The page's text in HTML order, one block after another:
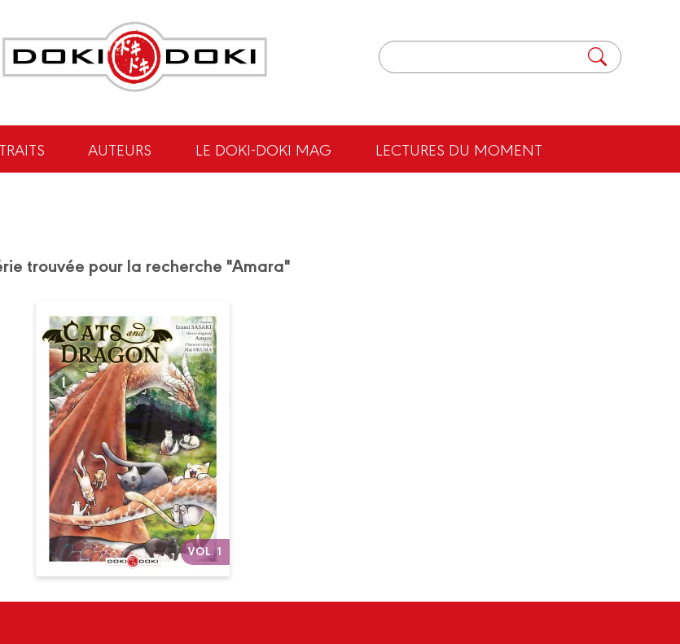
AUTEURS LE DOKI-DOKI MAG LECTURES DU MOMENT
trouvée pour la recherche "Amara"
VOL. 1
Cats and Dragon
Vol. 01
Date de parution :
04/03/2026
Une saga feel-good de chats
magiques, élevés par un
dragon un peu félin !
Autres volumes